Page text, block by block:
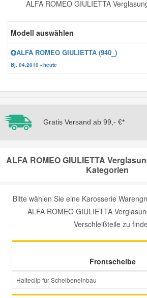
ALFA ROMEO GIULIETTA
Modell auswählen
ALFA ROMEO GIULIETTA (940_)
Bj. 04.2010 - heute
Gratis Versand ab 99,- €*
ALFA ROMEO GIULIETTA
Kategorien
Bitte wählen Sie eine Karosserie
ALFA ROMEO GIULIETTA
Verschleißteile zu
Frontscheibe
Halteclip für Scheibeneinbau
Zündanlage und Glühanlage
Jeep Ersatzteile
Lancia Ersatzteile
Mercedes Ersatzteile